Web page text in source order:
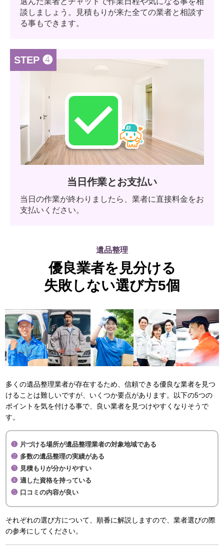
談しましょう。見積もりが来た全ての業者と相談す
る事もできます。
STEP ❹
当日作業とお支払い
当日の作業が終わりましたら、業者に直接料金をお
支払いください。
遺品整理
優良業者を見分ける
失敗しない選び方5個
多くの遺品整理業者が存在するため、信頼できる優良な業者を見つ
けることは難しいですが、いくつか要点があります。以下の5つの
ポイントを気を付ける事で、良い業者を見つけやすくなりそうで
す。
片づける場所が遺品整理業者の対象地域である
多数の遺品整理の実績がある
見積もりが分かりやすい
適した資格を持っている
口コミの内容が良い
それぞれの選び方について、順番に解説しますので、業者選びの際
の参考にしてください。